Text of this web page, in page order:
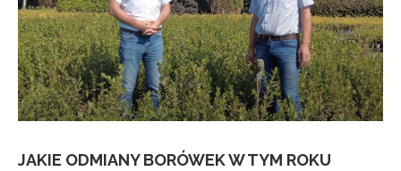
JAKIE ODMIANY BORÓWEK W TYM ROKU